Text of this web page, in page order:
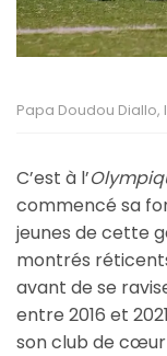
Papa Doudou
C’est à l’
commencé sa
jeunes de cette
montrés
avant de se
entre 2016 et
son club de